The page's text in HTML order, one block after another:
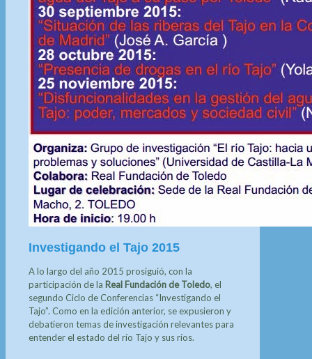
Investigando el Tajo 2015
A lo largo del año 2015 prosiguió, con la
participación de la Real Fundación de Toledo, el
segundo Ciclo de Conferencias “Investigando el
Tajo”. Como en la edición anterior, se expusieron y
debatieron temas de investigación relevantes para
entender el estado del río Tajo y sus ríos.